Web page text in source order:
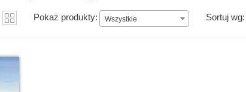
Pokaż produkty: Wszystkie Sortuj wg: